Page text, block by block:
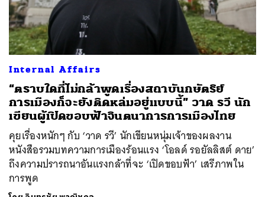
Internal Affairs
“ตราบใดที่ไม่กล้าพูดเรื่องสถาบันกษัตริย์
การเมืองก็จะยังติดหล่มอยู่แบบนี้” วาด รวี นัก
เขียนผู้เปิดขอบฟ้าจินตนาการการเมืองไทย
คุยเรื่องหนักๆ กับ ‘วาด รวี’ นักเขียนหนุ่มเจ้าของผลงาน
หนังสือรวมบทความการเมืองร้อนแรง ‘โอลด์ รอยัลลิสต์ ดาย’
ถึงความปรารถนาอันแรงกล้าที่จะ ‘เปิดขอบฟ้า’ เสรีภาพใน
การพูด